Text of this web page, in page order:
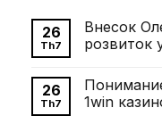
26
Th7
Внесок
розвиток
bình
luận
ở
26
Th7
1win